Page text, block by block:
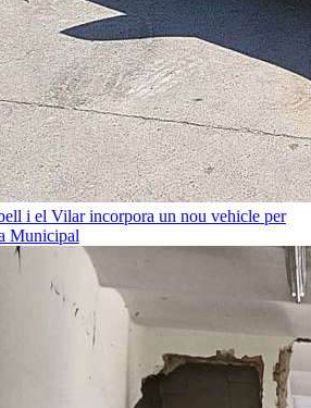
i el Vilar incorpora un nou vehicle per
Municipal